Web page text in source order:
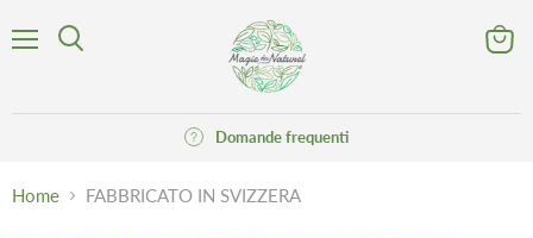
Domande frequenti
Home FABBRICATO IN SVIZZERA